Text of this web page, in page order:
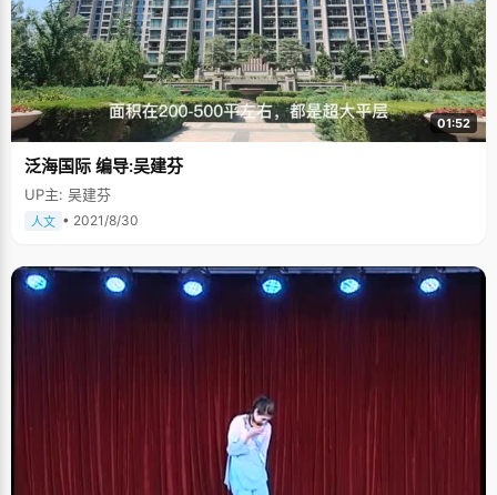
01:52
泛海国际 编导:吴建芬
UP主: 吴建芬
人文 • 2021/8/30